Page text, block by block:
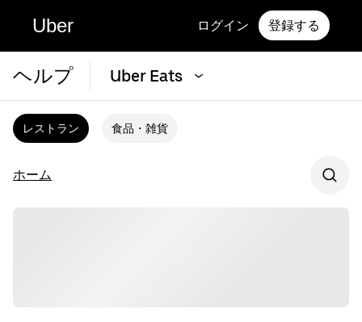
Uber ログイン 登録する
ヘルプ Uber Eats
レストラン 食品・雑貨
ホーム